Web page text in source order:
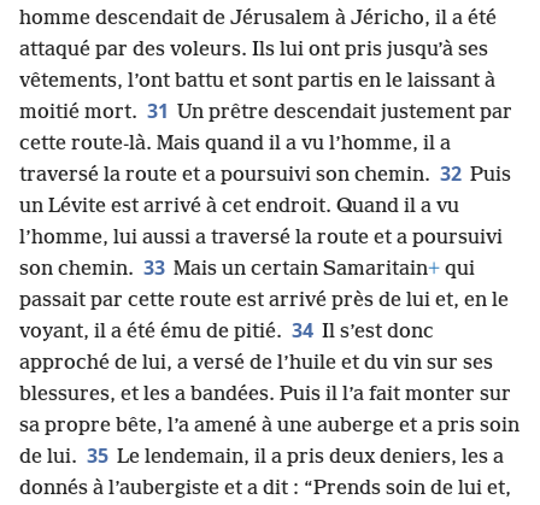
homme descendait de Jérusalem à Jéricho, il a été
attaqué par des voleurs. Ils lui ont pris jusqu’à ses
vêtements, l’ont battu et sont partis en le laissant à
moitié mort. 31 Un prêtre descendait justement par
cette route-là. Mais quand il a vu l’homme, il a
traversé la route et a poursuivi son chemin. 32 Puis
un Lévite est arrivé à cet endroit. Quand il a vu
l’homme, lui aussi a traversé la route et a poursuivi
son chemin. 33 Mais un certain Samaritain+ qui
passait par cette route est arrivé près de lui et, en le
voyant, il a été ému de pitié. 34 Il s’est donc
approché de lui, a versé de l’huile et du vin sur ses
blessures, et les a bandées. Puis il l’a fait monter sur
sa propre bête, l’a amené à une auberge et a pris soin
de lui. 35 Le lendemain, il a pris deux deniers, les a
donnés à l’aubergiste et a dit : “Prends soin de lui et,